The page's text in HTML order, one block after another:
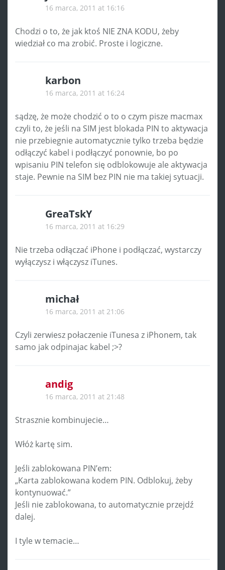
16 marca, 2011 at 16:16
Chodzi o to, że jak ktoś NIE ZNA KODU, żeby
wiedział co ma zrobić. Proste i logiczne.
karbon
16 marca, 2011 at 16:24
sądzę, że może chodzić o to o czym pisze macmax
czyli to, że jeśli na SIM jest blokada PIN to aktywacja
nie przebiegnie automatycznie tylko trzeba będzie
odłączyć kabel i podłączyć ponownie, bo po
wpisaniu PIN telefon się odblokowuje ale aktywacja
staje. Pewnie na SIM bez PIN nie ma takiej sytuacji.
GreaTskY
16 marca, 2011 at 16:29
Nie trzeba odłączać iPhone i podłączać, wystarczy
wyłączysz i włączysz iTunes.
michał
16 marca, 2011 at 21:06
Czyli zerwiesz połaczenie iTunesa z iPhonem, tak
samo jak odpinajac kabel ;>?
andig
16 marca, 2011 at 21:48
Strasznie kombinujecie…
Włóż kartę sim.
Jeśli zablokowana PIN’em:
„Karta zablokowana kodem PIN. Odblokuj, żeby
kontynuować.”
Jeśli nie zablokowana, to automatycznie przejdź
dalej.
I tyle w temacie…